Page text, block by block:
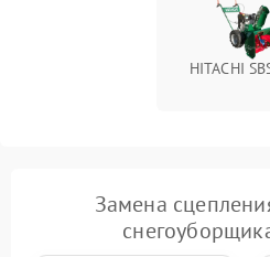
Неисправность системы
регулировки высоты
HITACHI
Замена